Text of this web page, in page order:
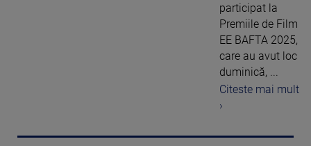
participat la
Premiile de Film
EE BAFTA 2025,
care au avut loc
duminică, ...
Citeste mai mult
›